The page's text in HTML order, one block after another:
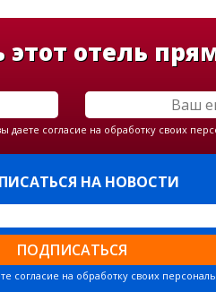
отель
даете согласие на обработку своих
НА НОВОСТИ
согласие на обработку своих